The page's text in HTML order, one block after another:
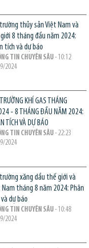
thủy sản Việt Nam và
8 tháng đầu năm 2024:
tích và dự báo
TIN CHUYÊN SÂU - 10:12
2024
KHÍ GAS THÁNG
- 8 THÁNG ĐẦU NĂM 2024:
TÍCH VÀ DỰ BÁO
TIN CHUYÊN SÂU - 22:23
2024
xăng dầu thế giới và
tháng 8 năm 2024: Phân
dự báo
TIN CHUYÊN SÂU - 10:48
2024